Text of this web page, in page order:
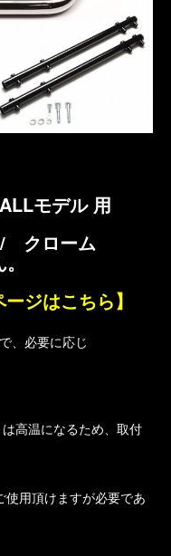
モデル 用
クローム
ジはこちら】
、必要に応じ
高温になるため、取付
用頂けますが必要であ